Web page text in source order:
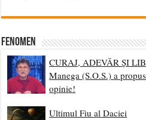
Fenomen
CURAJ, ADEVĂR ȘI
Manega (S.O.S.) a
opinie!
Ultimul Fiu al Daciei